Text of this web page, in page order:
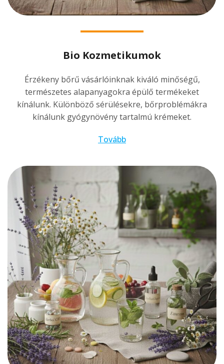
Bio Kozmetikumok
Érzékeny bőrű vásárlóinknak kiváló minőségű,
természetes alapanyagokra épülő termékeket
kínálunk. Különböző sérülésekre, bőrproblémákra
kínálunk gyógynövény tartalmú krémeket.
Tovább